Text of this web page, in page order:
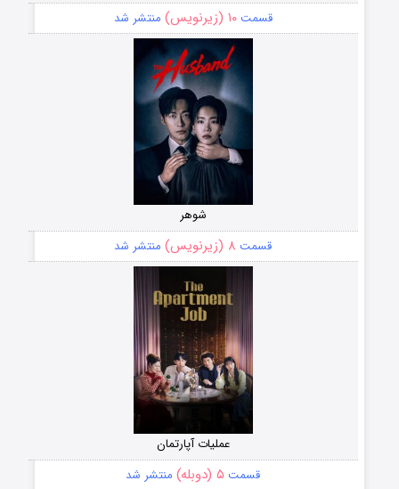
قسمت۱۰ (زیرنویس) منتشر شد
شوهر
قسمت ۸ (زیرنویس) منتشر شد
عملیات آپارتمان
قسمت ۵ (دوبله) منتشر شد